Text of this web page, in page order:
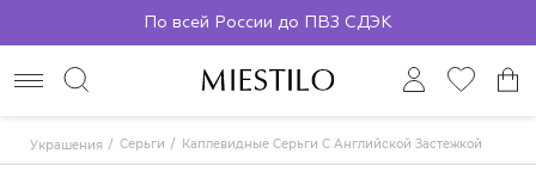
По всей России до ПВЗ СДЭК
Украшения Серьги Каплевидные Серьги С Английской Застежкой